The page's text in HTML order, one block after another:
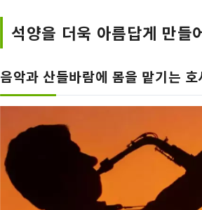
석양을 더욱 아름답게 만들
음악과 산들바람에 몸을 맡기는